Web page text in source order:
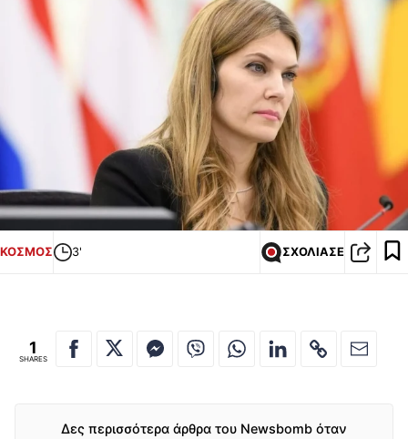
ΚΟΣΜΟΣ 3' ΣΧΟΛΙΑΣΕ
1
SHARES
Δες περισσότερα άρθρα του Newsbomb όταν